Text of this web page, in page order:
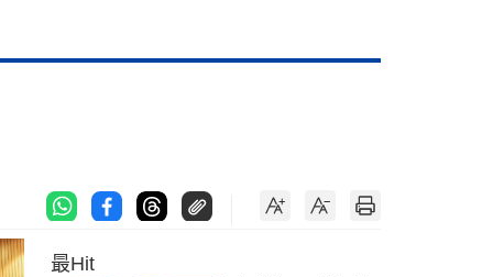
最Hit